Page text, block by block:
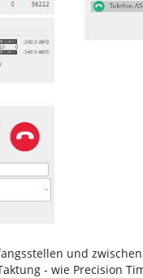
und
- wie Precision